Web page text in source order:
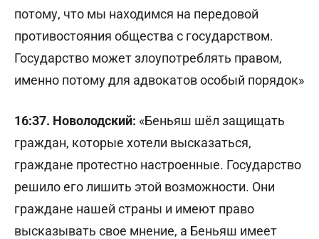
потому, что мы находимся на передовой
противостояния общества с государством.
Государство может злоупотреблять правом,
именно потому для адвокатов особый порядок»
16:37. Новолодский: «Беньяш шёл защищать
граждан, которые хотели высказаться,
граждане протестно настроенные. Государство
решило его лишить этой возможности. Они
граждане нашей страны и имеют право
высказывать свое мнение, а Беньяш имеет